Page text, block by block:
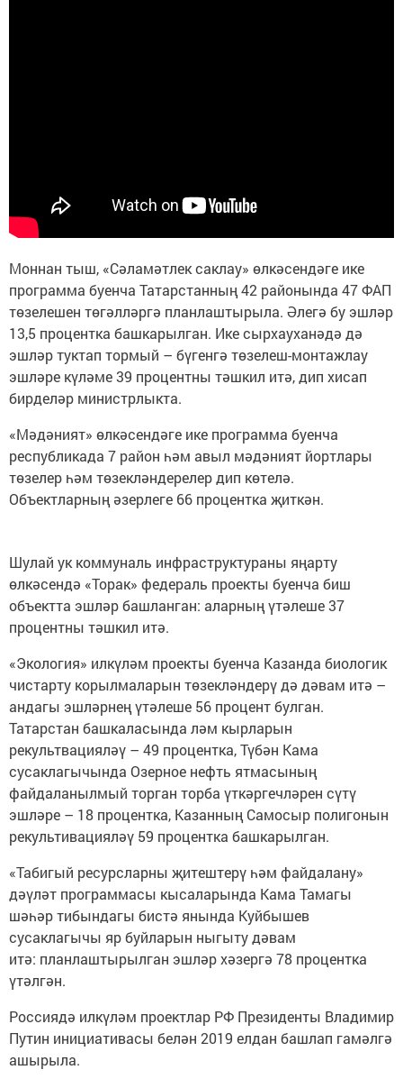
Моннан тыш, «Сәламәтлек саклау» өлкәсендәге ике
программа буенча Татарстанның 42 районында 47 ФАП
төзелешен төгәлләргә планлаштырыла. Әлегә бу эшләр
13,5 процентка башкарылган. Ике сырхауханәдә дә
эшләр туктап тормый – бүгенгә төзелеш-монтажлау
эшләре күләме 39 процентны тәшкил итә, дип хисап
бирделәр министрлыкта.
«Мәдәният» өлкәсендәге ике программа буенча
республикада 7 район һәм авыл мәдәният йортлары
төзелер һәм төзекләндерелер дип көтелә.
Объектларның әзерлеге 66 процентка җиткән.
Шулай ук коммуналь инфраструктураны яңарту
өлкәсендә «Торак» федераль проекты буенча биш
объектта эшләр башланган: аларның үтәлеше 37
процентны тәшкил итә.
«Экология» илкүләм проекты буенча Казанда биологик
чистарту корылмаларын төзекләндерү дә дәвам итә –
андагы эшләрнең үтәлеше 56 процент булган.
Татарстан башкаласында ләм кырларын
рекультвацияләү – 49 процентка, Түбән Кама
сусаклагычында Озерное нефть ятмасының
файдаланылмый торган торба үткәргечләрен сүтү
эшләре – 18 процентка, Казанның Самосыр полигонын
рекультивацияләү 59 процентка башкарылган.
«Табигый ресурсларны җитештерү һәм файдалану»
дәүләт программасы кысаларында Кама Тамагы
шәһәр тибындагы бистә янында Куйбышев
сусаклагычы яр буйларын ныгыту дәвам
итә: планлаштырылган эшләр хәзергә 78 процентка
үтәлгән.
Россиядә илкүләм проектлар РФ Президенты Владимир
Путин инициативасы белән 2019 елдан башлап гамәлгә
ашырыла.